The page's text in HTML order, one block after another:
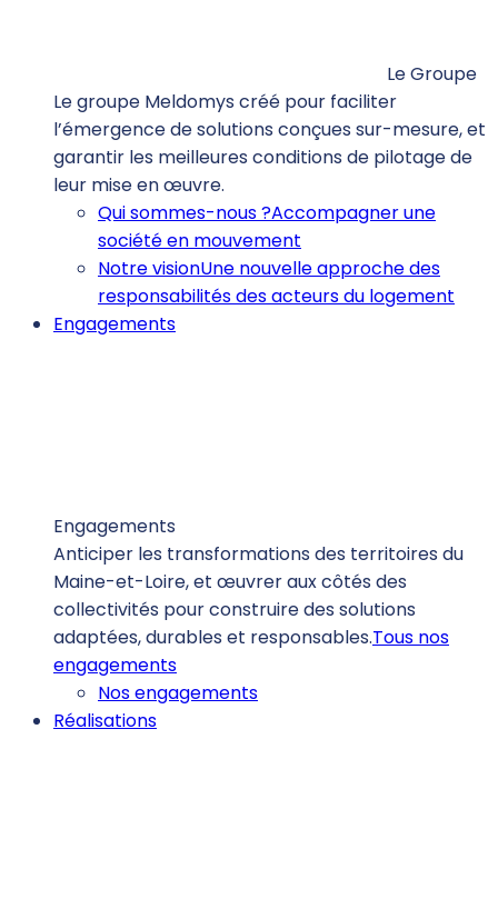
Le Groupe
Le groupe Meldomys créé pour faciliter
l’émergence de solutions conçues sur-mesure, et
garantir les meilleures conditions de pilotage de
leur mise en œuvre.
Qui sommes-nous ?Accompagner une
société en mouvement
Notre visionUne nouvelle approche des
responsabilités des acteurs du logement
Engagements
Engagements
Anticiper les transformations des territoires du
Maine-et-Loire, et œuvrer aux côtés des
collectivités pour construire des solutions
adaptées, durables et responsables.Tous nos
engagements
Nos engagements
Réalisations